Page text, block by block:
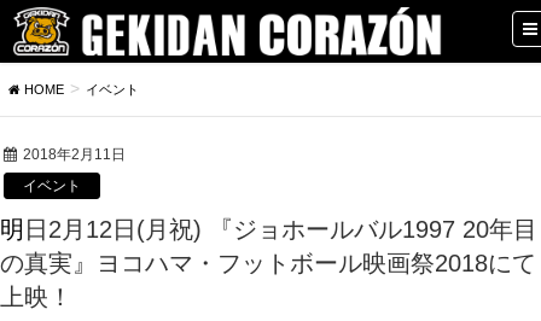
HOME イベント
2018年2月11日
イベント
明日2月12日(月祝) 『ジョホールバル1997 20年目
の真実』ヨコハマ・フットボール映画祭2018にて
上映！